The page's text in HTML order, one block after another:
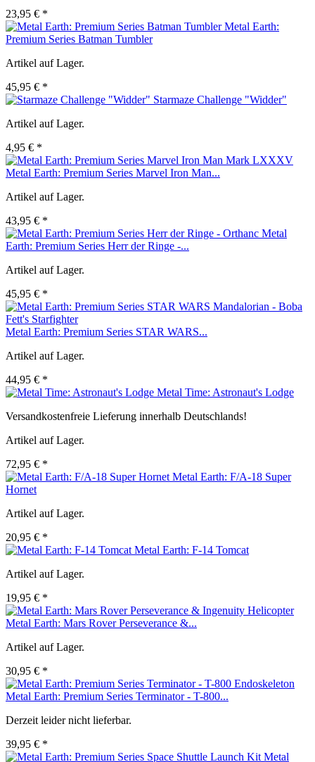
23,95 € *
Metal Earth:
Premium Series Batman Tumbler
Artikel auf Lager.
45,95 € *
Starmaze Challenge "Widder"
Artikel auf Lager.
4,95 € *
Metal Earth: Premium Series Marvel Iron Man...
Artikel auf Lager.
43,95 € *
Metal
Earth: Premium Series Herr der Ringe -...
Artikel auf Lager.
45,95 € *
Metal Earth: Premium Series STAR WARS...
Artikel auf Lager.
44,95 € *
Metal Time: Astronaut's Lodge
Versandkostenfreie Lieferung innerhalb Deutschlands!
Artikel auf Lager.
72,95 € *
Metal Earth: F/A-18 Super
Hornet
Artikel auf Lager.
20,95 € *
Metal Earth: F-14 Tomcat
Artikel auf Lager.
19,95 € *
Metal Earth: Mars Rover Perseverance &...
Artikel auf Lager.
30,95 € *
Metal Earth: Premium Series Terminator - T-800...
Derzeit leider nicht lieferbar.
39,95 € *
Metal